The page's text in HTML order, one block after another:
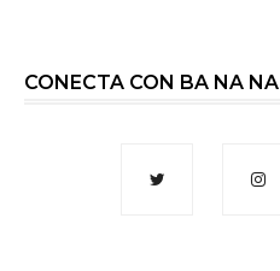
CONECTA CON BA NA NA